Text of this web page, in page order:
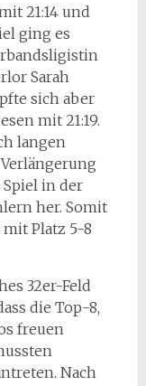
21:14 und
ging es
Sarah
sich aber
mit 21:19.
langen
Spiel in der
her. Somit
Platz 5-8
32er-Feld
die Top-8,
freuen
Nach